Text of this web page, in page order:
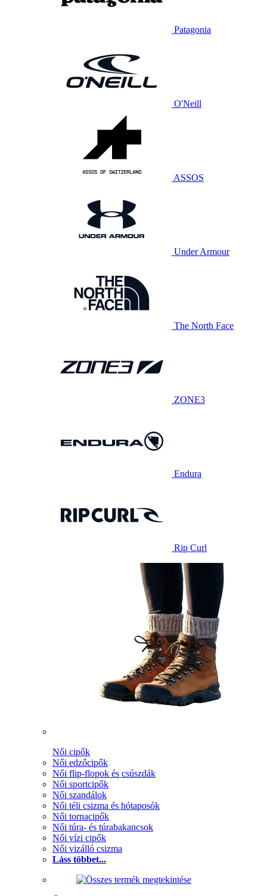
Patagonia
O'Neill
ASSOS
Under Armour
The North Face
ZONE3
Endura
Rip Curl
Női cipők
Női edzőcipők
Női flip-flopok és csúszdák
Női sportcipők
Női szandálok
Női téli csizma és hótaposók
Női tornacipők
Női túra- és túrabakancsok
Női vízi cipők
Női vizálló csizma
Láss többet...